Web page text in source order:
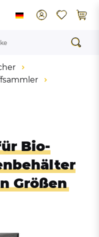
Bio-
Größen